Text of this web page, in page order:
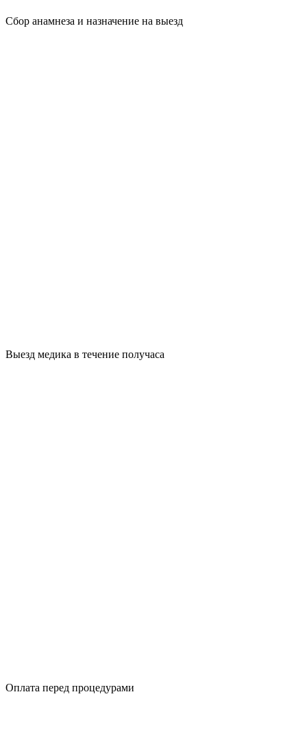
Сбор анамнеза и назначение на выезд
Выезд медика в течение получаса
Оплата перед процедурами